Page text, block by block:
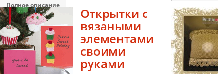
Полное описание
Открытки с
вязаными
элементами
своими
руками